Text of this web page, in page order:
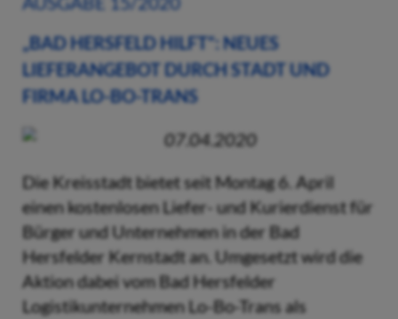
„BAD HERSFELD HILFT“: NEUES
LIEFERANGEBOT DURCH STADT UND
FIRMA LO-BO-TRANS
07.04.2020
Die Kreisstadt bietet seit Montag 6. April
einen kostenlosen Liefer- und Kurierdienst für
Bürger und Unternehmen in der Bad
Hersfelder Kernstadt an. Umgesetzt wird die
Aktion dabei vom Bad Hersfelder
Logistikunternehmen Lo-Bo-Trans als